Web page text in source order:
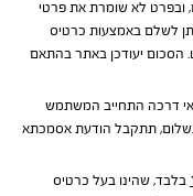
ובפרט לא שומרת את פרטי
לשלם באמצעות כרטיס
הסכום יעודכן באתר בהתאם
דרכה התחייב המשתמש
תתקבל הודעת אסמכתא
בלבד, שהינו בעל כרטיס